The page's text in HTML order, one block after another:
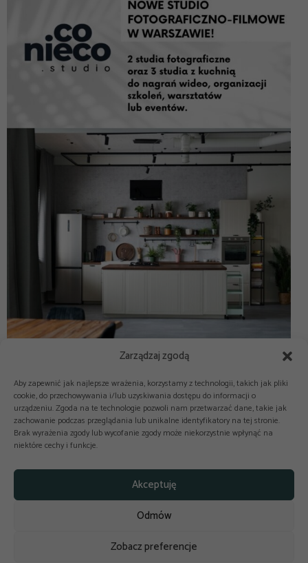
Zarządzaj zgodą
Aby zapewnić jak najlepsze wrażenia, korzystamy z technologii, takich jak pliki
cookie, do przechowywania i/lub uzyskiwania dostępu do informacji o
urządzeniu. Zgoda na te technologie pozwoli nam przetwarzać dane, takie jak
zachowanie podczas przeglądania lub unikalne identyfikatory na tej stronie.
Brak wyrażenia zgody lub wycofanie zgody może niekorzystnie wpłynąć na
niektóre cechy i funkcje.
Akceptuję
Odmów
Zobacz preferencje
Copyright © 2025-2026 odkuchni.co
Polityka prywatności
Regulamin
Reklama
Polityka cookies